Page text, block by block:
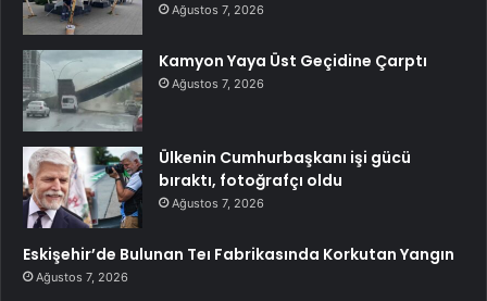
Ağustos 7, 2026
Kamyon Yaya Üst Geçidine Çarptı
Ağustos 7, 2026
Ülkenin Cumhurbaşkanı işi gücü
bıraktı, fotoğrafçı oldu
Ağustos 7, 2026
Eskişehir’de Bulunan Teı Fabrikasında Korkutan Yangın
Ağustos 7, 2026